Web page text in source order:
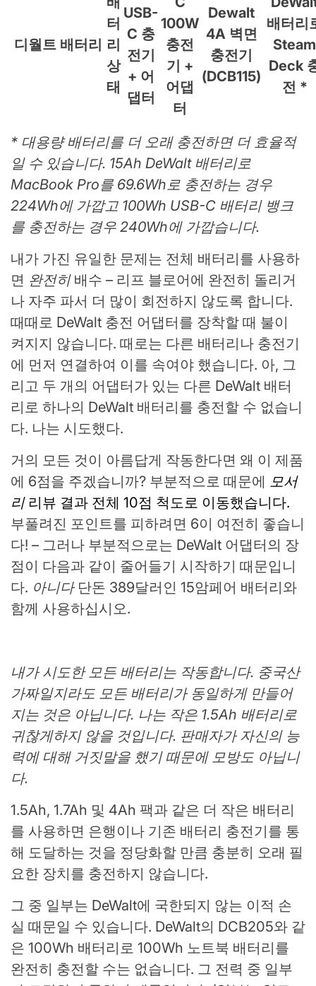
디월트 배터리
터
리
상
태
USB-
C 충
전기
+ 어
댑터
100W
충전
기 +
어댑
터
Dewalt
4A 벽면
충전기
(DCB115)
배터리
Steam
Deck
전 *
* 대용량 배터리를 더 오래 충전하면 더 효율적
일 수 있습니다. 15Ah DeWalt 배터리로
MacBook Pro를 69.6Wh로 충전하는 경우
224Wh에 가깝고 100Wh USB-C 배터리 뱅크
를 충전하는 경우 240Wh에 가깝습니다.
내가 가진 유일한 문제는 전체 배터리를 사용하
면 완전히배수 – 리프 블로어에 완전히 돌리거
나 자주 파서 더 많이 회전하지 않도록 합니다.
때때로 DeWalt 충전 어댑터를 장착할 때 불이
켜지지 않습니다. 때로는 다른 배터리나 충전기
에 먼저 연결하여 이를 속여야 했습니다. 아, 그
리고 두 개의 어댑터가 있는 다른 DeWalt 배터
리로 하나의 DeWalt 배터리를 충전할 수 없습니
다. 나는 시도했다.
거의 모든 것이 아름답게 작동한다면 왜 이 제품
에 6점을 주겠습니까? 부분적으로 때문에 모서
리 리뷰 결과 전체 10점 척도로 이동했습니다.
부풀려진 포인트를 피하려면 6이 여전히 좋습니
다! – 그러나 부분적으로는 DeWalt 어댑터의 장
점이 다음과 같이 줄어들기 시작하기 때문입니
다. 아니다단돈 389달러인 15암페어 배터리와
함께 사용하십시오.
내가 시도한 모든 배터리는 작동합니다. 중국산
가짜일지라도 모든 배터리가 동일하게 만들어
지는 것은 아닙니다. 나는 작은 1.5Ah 배터리로
귀찮게하지 않을 것입니다. 판매자가 자신의 능
력에 대해 거짓말을 했기 때문에 모방도 아닙니
다.
1.5Ah, 1.7Ah 및 4Ah 팩과 같은 더 작은 배터리
를 사용하면 은행이나 기존 배터리 충전기를 통
해 도달하는 것을 정당화할 만큼 충분히 오래 필
요한 장치를 충전하지 않습니다.
그 중 일부는 DeWalt에 국한되지 않는 이적 손
실 때문일 수 있습니다. DeWalt의 DCB205와 같
은 100Wh 배터리로 100Wh 노트북 배터리를
완전히 충전할 수는 없습니다. 그 전력 중 일부